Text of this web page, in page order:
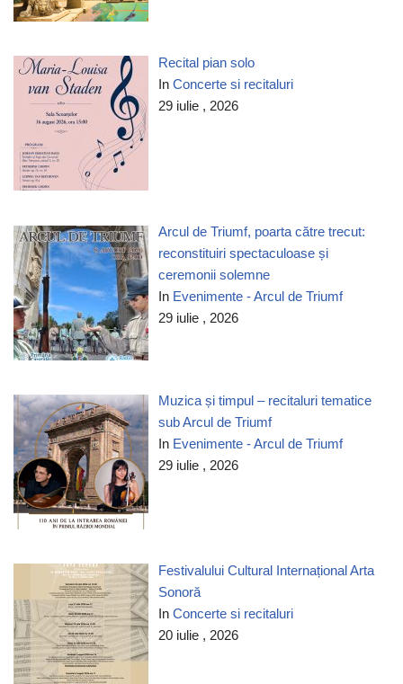
Recital pian solo
InConcerte si recitaluri
29 iulie , 2026
Arcul de Triumf, poarta către trecut:
reconstituiri spectaculoase și
ceremonii solemne
In Evenimente - Arcul de Triumf
29 iulie , 2026
Muzica și timpul – recitaluri tematice
sub Arcul de Triumf
In Evenimente - Arcul de Triumf
29 iulie , 2026
Festivalului Cultural Internațional Arta
Sonoră
InConcerte si recitaluri
20 iulie , 2026